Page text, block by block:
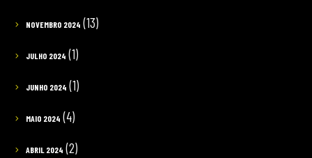
NOVEMBRO 2024 (13)
JULHO 2024 (1)
JUNHO 2024 (1)
MAIO 2024 (4)
ABRIL 2024 (2)